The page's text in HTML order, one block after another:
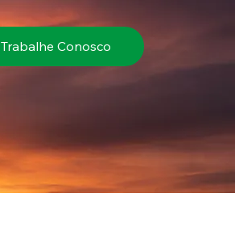
Trabalhe Conosco